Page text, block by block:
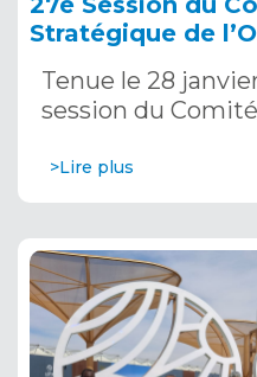
Stratégique de
Tenue le 28
session du Comité
>Lire plus